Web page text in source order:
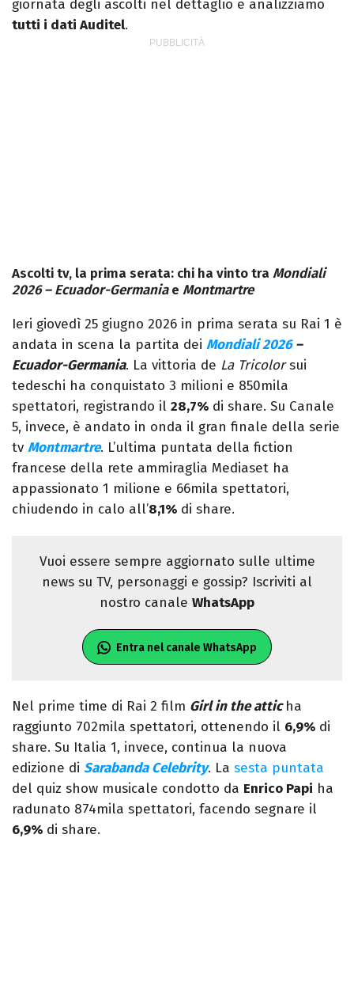
giornata degli ascolti nel dettaglio e analizziamo
tutti i dati Auditel.
Ascolti tv, la prima serata: chi ha vinto tra Mondiali
2026 – Ecuador-Germaniae Montmartre
Ieri giovedì 25 giugno 2026 in prima serata su Rai 1 è
andata in scena la partita dei Mondiali 2026–
Ecuador-Germania. La vittoria de La Tricolorsui
tedeschi ha conquistato 3 milioni e 850mila
spettatori, registrando il 28,7% di share. Su Canale
5, invece, è andato in onda il gran finale della serie
tv Montmartre. L’ultima puntata della fiction
francese della rete ammiraglia Mediaset ha
appassionato 1 milione e 66mila spettatori,
chiudendo in calo all’8,1% di share.
Vuoi essere sempre aggiornato sulle ultime
news su TV, personaggi e gossip? Iscriviti al
nostro canale WhatsApp
Entra nel canale WhatsApp
Nel prime time di Rai 2 film Girl in the atticha
raggiunto 702mila spettatori, ottenendo il 6,9% di
share. Su Italia 1, invece, continua la nuova
edizione di Sarabanda Celebrity. La sesta puntata
del quiz show musicale condotto da Enrico Papi ha
radunato 874mila spettatori, facendo segnare il
6,9% di share.